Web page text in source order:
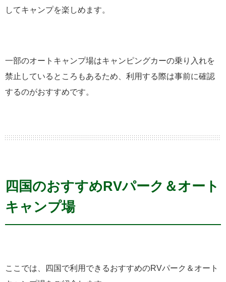
してキャンプを楽しめます。
一部のオートキャンプ場はキャンピングカーの乗り入れを
禁止しているところもあるため、利用する際は事前に確認
するのがおすすめです。
四国のおすすめRVパーク＆オート
キャンプ場
ここでは、四国で利用できるおすすめのRVパーク＆オート